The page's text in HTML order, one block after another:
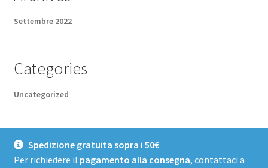
Settembre 2022
Categories
Uncategorized
Spedizione gratuita sopra i 50€
Per richiedere il pagamento alla consegna, contattaci a